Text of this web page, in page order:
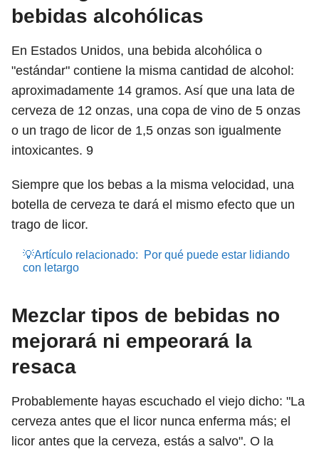
bebidas alcohólicas
En Estados Unidos, una bebida alcohólica o
"estándar" contiene la misma cantidad de alcohol:
aproximadamente 14 gramos. Así que una lata de
cerveza de 12 onzas, una copa de vino de 5 onzas
o un trago de licor de 1,5 onzas son igualmente
intoxicantes. 9
Siempre que los bebas a la misma velocidad, una
botella de cerveza te dará el mismo efecto que un
trago de licor.
💡Artículo relacionado:
Por qué puede estar lidiando
con letargo
Mezclar tipos de bebidas no
mejorará ni empeorará la
resaca
Probablemente hayas escuchado el viejo dicho: "La
cerveza antes que el licor nunca enferma más; el
licor antes que la cerveza, estás a salvo". O la